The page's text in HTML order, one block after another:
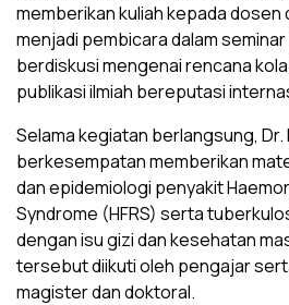
memberikan kuliah kepada dosen
menjadi pembicara dalam
berdiskusi mengenai rencana
publikasi ilmiah bereputasi
Selama kegiatan berlangsung, Dr.
berkesempatan memberikan
dan epidemiologi penyakit
Syndrome (HFRS) serta
dengan isu gizi dan kesehatan
tersebut diikuti oleh pengajar
magister dan doktoral.